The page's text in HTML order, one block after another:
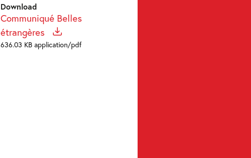
Download
Communiqué Belles
étrangères
636.03 KB application/pdf